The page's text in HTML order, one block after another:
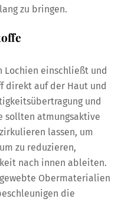
zu bringen.
Lochien einschließt und
direkt auf der Haut und
und
sollten atmungsaktive
lassen, um
zu reduzieren,
nach innen ableiten.
Obermaterialien
die